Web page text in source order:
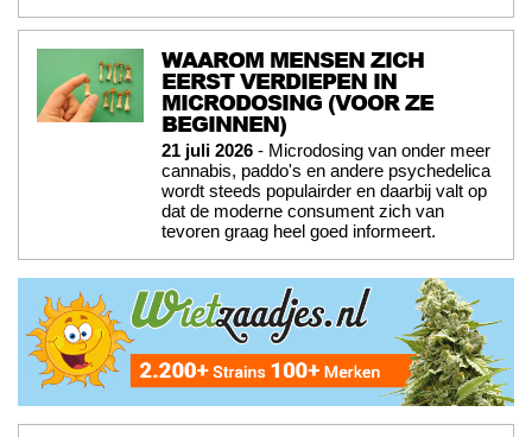
WAAROM MENSEN ZICH
EERST VERDIEPEN IN
MICRODOSING (VOOR ZE
BEGINNEN)
21 juli 2026 - Microdosing van onder meer
cannabis, paddo's en andere psychedelica
wordt steeds populairder en daarbij valt op
dat de moderne consument zich van
tevoren graag heel goed informeert.